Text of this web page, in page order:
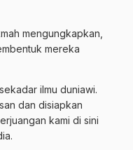
mengungkapkan,
mereka
ilmu duniawi.
dan disiapkan
kami di sini